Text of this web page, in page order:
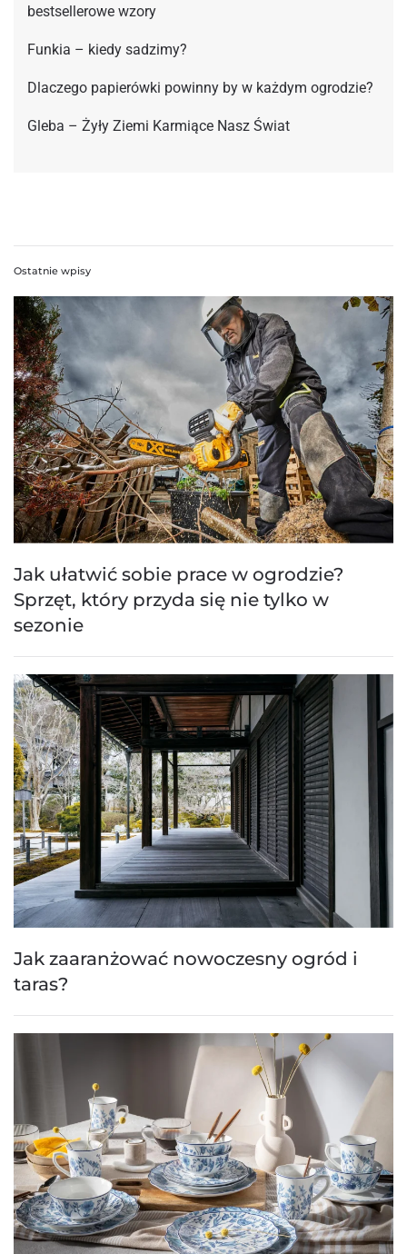
bestsellerowe wzory
Funkia – kiedy sadzimy?
Dlaczego papierówki powinny by w każdym ogrodzie?
Gleba – Żyły Ziemi Karmiące Nasz Świat
Ostatnie wpisy
Jak ułatwić sobie prace w ogrodzie?
Sprzęt, który przyda się nie tylko w
sezonie
Jak zaaranżować nowoczesny ogród i
taras?